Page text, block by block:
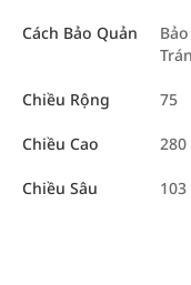
Cách Bảo Quản
Chiều Rộng 75
Chiều Cao 280
Chiều Sâu 103